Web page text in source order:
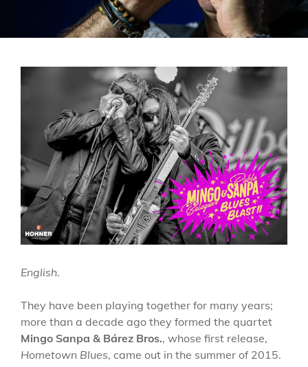
English.
They have been playing together for many years;
more than a decade ago they formed the quartet
Mingo Sanpa & Bárez Bros., whose first release,
Hometown Blues, came out in the summer of 2015.